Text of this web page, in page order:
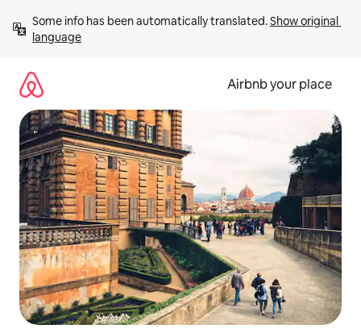
content
Some info has been automatically translated. Show original
language
Airbnb your place